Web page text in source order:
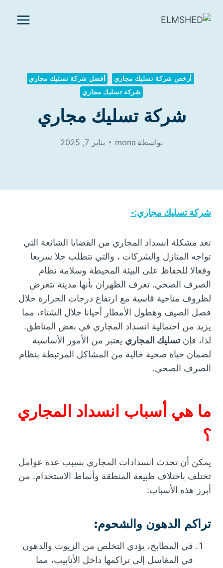
أرخص شركة تسليك مجاري
أفضل شركة تسليك مجاري
شركة تسليك مجاري
شركة تسليك مجاري
بواسطة mona يناير 7, 2025
شركة تسليك مجاري:-
تعد مشكلة انسداد المجاري من القضايا الشائعة التي
تواجه المنازل والشركات ، والتي تتطلب حلا سريعا
وفعالا للحفاظ على البيئة المحيطة وسلامة نظام
الصرف الصحي. تعرف الظهران بأنها مدينة تتعرض
لظروف مناخية قاسية مع ارتفاع درجات الحرارة خلال
فصل الصيف وهطول الأمطار أحيانا خلال الشتاء، مما
يزيد من احتمالية انسداد المجاري في بعض المناطق.
لذا، فإنتسليك المجاري يعتبر من الأمور الأساسية
لضمان حياة صحية خالية من المشاكل المرتبطة بنظام
الصرف الصحي.
ما هي أسباب انسداد المجاري
؟
يمكن أن تحدث انسدادات المجاري بسبب عدة عوامل
تختلف باختلاف طبيعة المنطقة وأنماط الاستخدام. من
أبرز هذه الأسباب:
تراكم الدهون والشحوم:
في المطابخ، يؤدي التخلص من الزيوت والدهون
في المغاسل إلى تراكمها داخل الأنابيب، مما